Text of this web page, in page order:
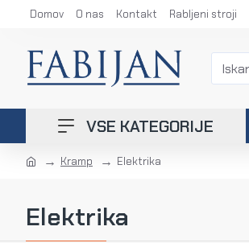
Domov O nas Kontakt Rabljeni stroji
VSE KATEGORIJE
Kramp Elektrika
Elektrika